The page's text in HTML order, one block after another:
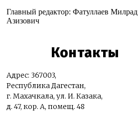
Главный редактор: Фатуллаев Милрад
Азизович
Контакты
Адрес: 367003,
Республика Дагестан,
г. Махачкала, ул. И. Казака,
д. 47, кор. А, помещ. 48